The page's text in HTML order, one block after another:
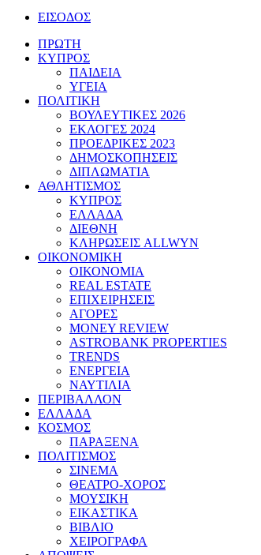
ΕΙΣΟΔΟΣ
ΠΡΩΤΗ
ΚΥΠΡΟΣ
ΠΑΙΔΕΙΑ
ΥΓΕΙΑ
ΠΟΛΙΤΙΚΗ
ΒΟΥΛΕΥΤΙΚΕΣ 2026
ΕΚΛΟΓΕΣ 2024
ΠΡΟΕΔΡΙΚΕΣ 2023
ΔΗΜΟΣΚΟΠΗΣΕΙΣ
ΔΙΠΛΩΜΑΤΙΑ
ΑΘΛΗΤΙΣΜΟΣ
ΚΥΠΡΟΣ
ΕΛΛΑΔΑ
ΔΙΕΘΝΗ
ΚΛΗΡΩΣΕΙΣ ALLWYN
ΟΙΚΟΝΟΜΙΚΗ
ΟΙΚΟΝΟΜΙΑ
REAL ESTATE
ΕΠΙΧΕΙΡΗΣΕΙΣ
ΑΓΟΡΕΣ
MONEY REVIEW
ASTROBANK PROPERTIES
TRENDS
ΕΝΕΡΓΕΙΑ
ΝΑΥΤΙΛΙΑ
ΠΕΡΙΒΑΛΛΟΝ
ΕΛΛΑΔΑ
ΚΟΣΜΟΣ
ΠΑΡΑΞΕΝΑ
ΠΟΛΙΤΙΣΜΟΣ
ΣΙΝΕΜΑ
ΘΕΑΤΡΟ-ΧΟΡΟΣ
ΜΟΥΣΙΚΗ
ΕΙΚΑΣΤΙΚΑ
ΒΙΒΛΙΟ
ΧΕΙΡΟΓΡΑΦΑ